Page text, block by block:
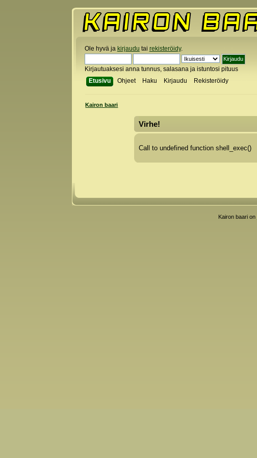
Ole hyvä ja kirjaudu tai rekisteröidy.
Kirjautuaksesi anna tunnus, salasana ja istuntosi pituus
Etusivu
Ohjeet Haku Kirjaudu Rekisteröidy
Kairon baari
Virhe!
Call to undefined function shell_exec()
Kairon baari on